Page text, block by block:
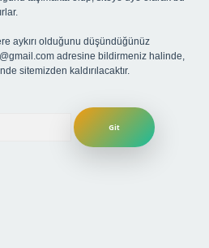
aykırı olduğunu düşündüğünüz
adresine bildirmeniz halinde,
sitemizden kaldırılacaktır.